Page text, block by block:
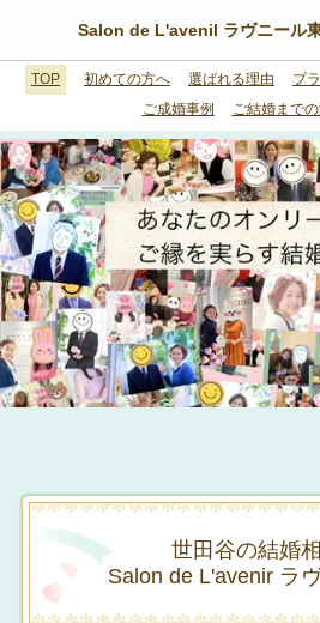
Salon de L'avenil ラヴニール
TOP 初めての方へ 選ばれる理由 プ
ご成婚事例
ご結婚まで
世田谷の結婚
Salon de L'avenir ラ